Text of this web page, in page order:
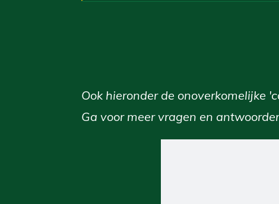
Ook hieronder de onoverkomelijke
Ga voor meer vragen en